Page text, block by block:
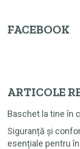
FACEBOOK
ARTICOLE
Baschet la tine în
Siguranță și
esențiale pentru